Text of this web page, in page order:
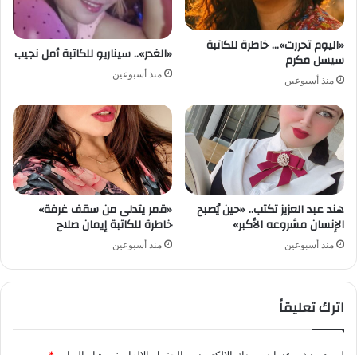
«اليوم تحررت»… خاطرة للكاتبة
سيسل مكرم
منذ أسبوعين
«الغدر».. سيناريو للكاتبة أمل نجيب
منذ أسبوعين
هند عبد العزيز تكتب.. «حين يُصبح
الإنسان مشروعه الأكبر»
منذ أسبوعين
«قمر يتدلى من سقف غرفة»
خاطرة للكاتبة إيمان صلاح
منذ أسبوعين
اترك تعليقاً